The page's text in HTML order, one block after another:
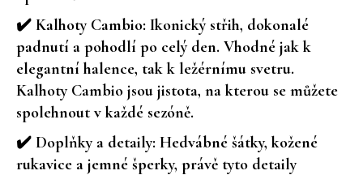
✔️ Kalhoty Cambio: Ikonický střih, dokonalé
padnutí a pohodlí po celý den. Vhodné jak k
elegantní halence, tak k ležérnímu svetru.
Kalhoty Cambio jsou jistota, na kterou se můžete
spolehnout v každé sezóně.
✔️ Doplňky a detaily: Hedvábné šátky, kožené
rukavice a jemné šperky, právě tyto detaily
HLEDAT
D
o